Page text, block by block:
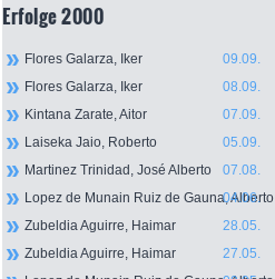
Erfolge 2000
Flores Galarza, Iker
09.09.
Flores Galarza, Iker
08.09.
Kintana Zarate, Aitor
07.09.
Laiseka Jaio, Roberto
05.09.
Martinez Trinidad, José Alberto
07.08.
Lopez de Munain Ruiz de Gauna, Alberto
04.06.
Zubeldia Aguirre, Haimar
28.05.
Zubeldia Aguirre, Haimar
27.05.